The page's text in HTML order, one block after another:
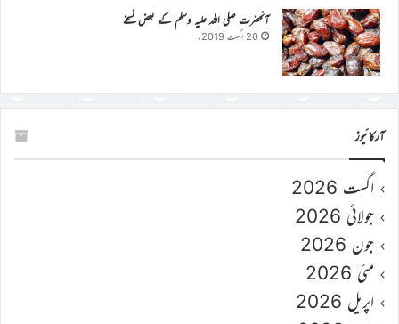
آنحضرت صلی اللہ علیہ وسلم کے بعض نسخے
20 اگست 2019ء
آرکائیوز
اگست 2026
جولائی 2026
جون 2026
مئی 2026
اپریل 2026